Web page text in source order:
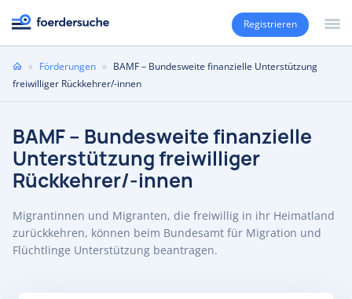
Registrieren
Sie
sind
» Förderungen » BAMF – Bundesweite finanzielle Unterstützung
freiwilliger Rückkehrer/-innen
BAMF – Bundesweite finanzielle
Unterstützung freiwilliger
Rückkehrer/-innen
Migrantinnen und Migranten, die freiwillig in ihr Heimatland
zurückkehren, können beim Bundesamt für Migration und
Flüchtlinge Unterstützung beantragen.